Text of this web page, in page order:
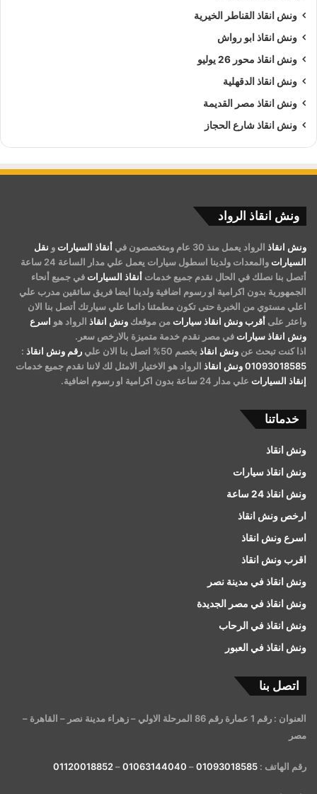
ونش انقاذ القناطر الخيرية
ونش انقاذ ابو رواش
ونش انقاذ محور 26 يوليو
ونش انقاذ الدقهلية
ونش انقاذ مصر القديمة
ونش انقاذ شارع الحجاز
ونش انقاذ الرواد
ونش انقاذ الرواد يعمل منذ 30 عام ومتخصصون في أنقاذ السيارات و نقل
السيارات
والمعدات ولدينا اسطول سيارات يعمل علي مدار الساعة 24 ساعة
أتصل بنا نصلك في الحال نقدم جميع خدمات أنقاذ السيارات في جميع أنحاء
الجمهورية بدون اكرامية او رسوم اضافية ولدينا ايضا فريق سائقين مدرب علي
اعلي مستوي من الخبرة حتى تكون مطمئنا دائما علي سيارتك أتصل بنا الان
واعثر على أقرب ونش انقاذ سيارات من موقعك ونش انقاذ الرواد هو اسرع
ونش انقاذ سيارات في مصر نقدم خدمة متميزة بالارخص سعر.
اذا كنت تبحث عن ونش انقاذ بخصم 50% اتصل بنا الان علي رقم ونش انقاذ :
01093018585ونش انقاذ الرواد هو الاختيار الامثل لك لاننا نقدم جميع خدمات
إنقاذ السيارات علي مدار 24 ساعة بدون اكرامية او رسوم اضافية.
خدماتنا
ونش انقاذ
ونش انقاذ سيارات
ونش انقاذ 24 ساعة
ارخص ونش انقاذ
اسرع ونش انقاذ
اقرب ونش انقاذ
ونش انقاذ في مدينة نصر
ونش انقاذ في مصر الجديدة
ونش انقاذ في الرحاب
ونش انقاذ في العبور
اتصل بنا
العنوان : رقم 1 عمارة رقم 86 المرحلة الاولي – زهراء مدينة نصر – القاهرة –
مصر
رقم الهاتف : 01093018585
–
01063144040
–
01120018852